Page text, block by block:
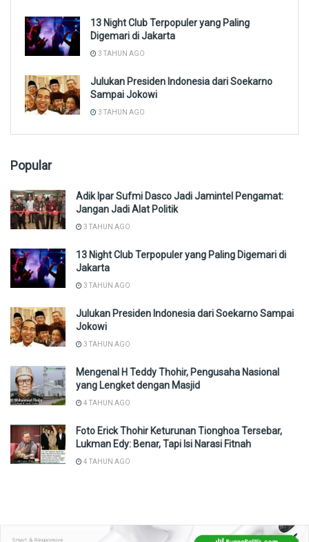
13 Night Club Terpopuler yang Paling
Digemari di Jakarta
3 TAHUN AGO
Julukan Presiden Indonesia dari Soekarno
Sampai Jokowi
3 TAHUN AGO
Popular
Adik Ipar Sufmi Dasco Jadi Jamintel Pengamat:
Jangan Jadi Alat Politik
3 TAHUN AGO
13 Night Club Terpopuler yang Paling Digemari di
Jakarta
3 TAHUN AGO
Julukan Presiden Indonesia dari Soekarno Sampai
Jokowi
3 TAHUN AGO
Mengenal H Teddy Thohir, Pengusaha Nasional
yang Lengket dengan Masjid
4 TAHUN AGO
Foto Erick Thohir Keturunan Tionghoa Tersebar,
Lukman Edy: Benar, Tapi Isi Narasi Fitnah
4 TAHUN AGO